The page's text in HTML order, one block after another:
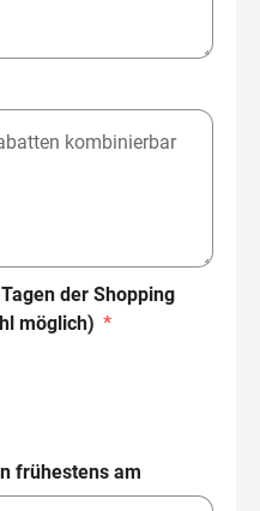
der Shopping
möglich) *
frühestens am